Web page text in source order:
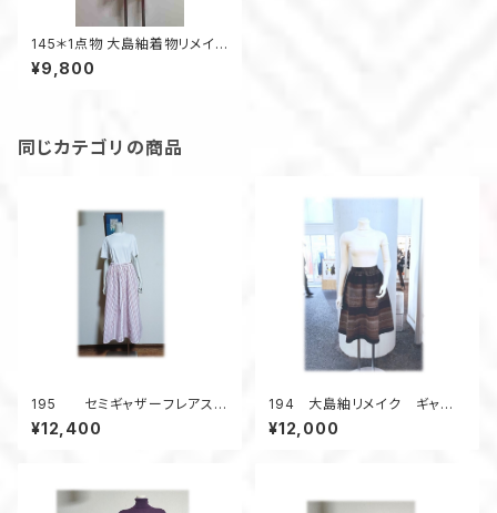
145＊1点物 大島紬着物リメイク
ギャザーフレアスカート
¥9,800
同じカテゴリの商品
195 セミギャザーフレアスカ
ート デッドストック浴衣地
ストライプ ピンク
¥12,400
194 大島紬リメイク ギャザ
ーフレアスカート ６枚接ぎ
ボーダー柄 茶系
¥12,000